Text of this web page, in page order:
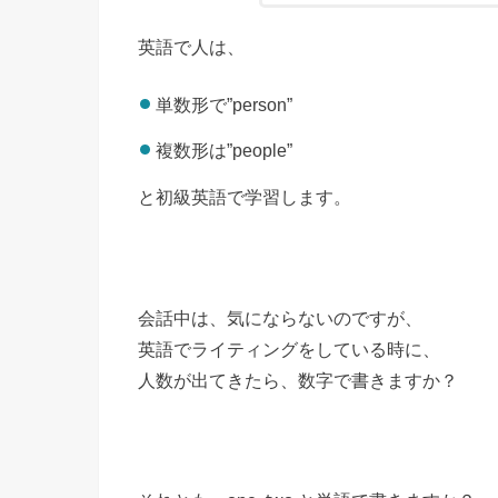
英語で人は、
単数形で”person”
複数形は”people”
と初級英語で学習します。
会話中は、気にならないのですが、
英語でライティングをしている時に、
人数が出てきたら、数字で書きますか？